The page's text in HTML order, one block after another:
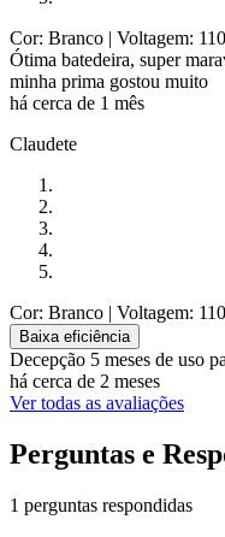
Cor: Branco | Voltagem:
Ótima batedeira, super
minha prima gostou muito
há cerca de 1 mês
Claudete
Cor: Branco | Voltagem:
Baixa eficiência
Decepção 5 meses de uso
há cerca de 2 meses
Ver todas as avaliações
Perguntas e
1 perguntas respondidas